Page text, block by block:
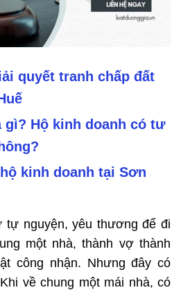
quyết tranh chấp đất
gì? Hộ kinh doanh có tư
kinh doanh tại Sơn
tự nguyện, yêu thương để đi
một nhà, thành vợ thành
công nhận. Nhưng đây có
về chung một mái nhà, có